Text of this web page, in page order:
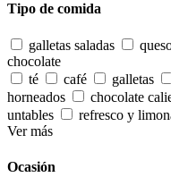
Tipo de comida
galletas saladas
chocolate
té
café galletas
horneados
chocolate
untables
refresco y
Ver más
Ocasión